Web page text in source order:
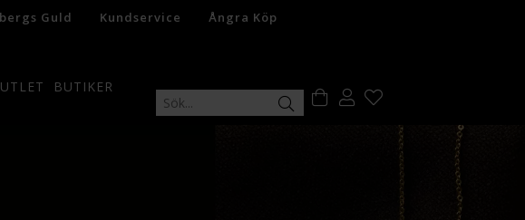
Guld Kundservice Ångra Köp
BUTIKER